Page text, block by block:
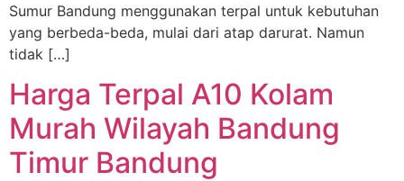
Sumur Bandung menggunakan terpal untuk kebutuhan
yang berbeda-beda, mulai dari atap darurat. Namun
tidak […]
Harga Terpal A10 Kolam
Murah Wilayah Bandung
Timur Bandung